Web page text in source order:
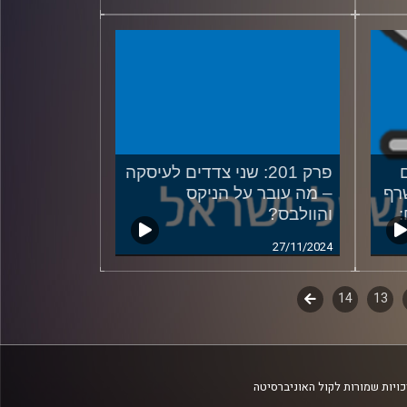
פרק 201: שני צדדים לעיסקה
– מה עובר על הניקס
והוולבס?
27/11/2024
13
14
לשלב
שמורות לקול האוניברסיטה